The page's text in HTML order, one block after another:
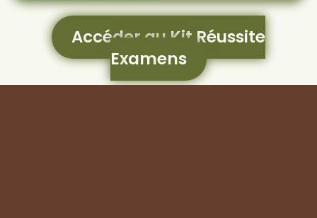
Accéder au Kit Réussite
Examens